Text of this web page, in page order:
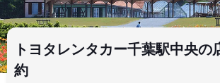
トヨタレンタカー千葉駅中央の
約